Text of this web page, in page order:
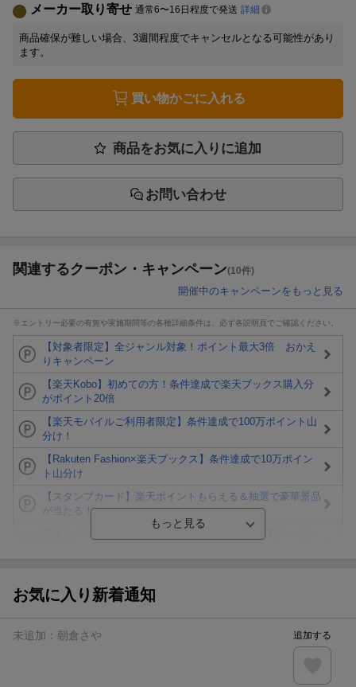
メーカー取り寄せ 通常6〜16日程度で発送 詳細
商品確保が難しい場合、3週間程度でキャンセルとなる可能性があり
ます。
買い物かごに入れる
商品をお気に入りに追加
お問い合わせ
関連するクーポン・キャンペーン(10件)
開催中のキャンペーンをもっと見る
※エントリー必要の有無や実施期間等の各種詳細条件は、必ず各説明頁でご確認ください。
【対象者限定】全ジャンル対象！ポイント最大3倍 おかえ
りキャンペーン
【楽天Kobo】初めての方！条件達成で楽天ブックス購入分
がポイント20倍
【楽天モバイルご利用者限定】条件達成で100万ポイント山
分け！
【Rakuten Fashion×楽天ブックス】条件達成で10万ポイン
ト山分け
【スタンプカード】楽天ポイントもらえる＆抽選で豪華景品
が当たる！
が当たる
【楽天24】日用品の楽天24と楽天ブックス買いまわりでク
お気に入り新着通知
未追加： 朝倉さや 追加する